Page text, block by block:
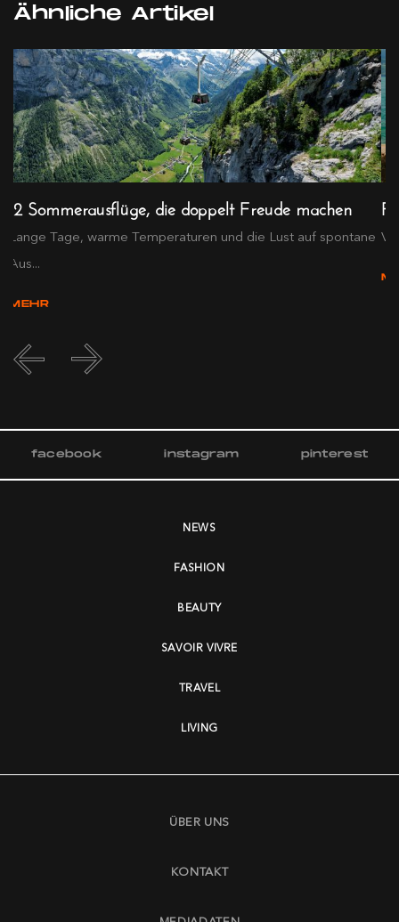
Ähnliche Artikel
12 Sommerausflüge, die doppelt Freude machen
Lange Tage, warme Temperaturen und die Lust auf spontane
Aus...
MEHR
facebook instagram pinterest
NEWS
FASHION
BEAUTY
SAVOIR VIVRE
TRAVEL
LIVING
ÜBER UNS
KONTAKT